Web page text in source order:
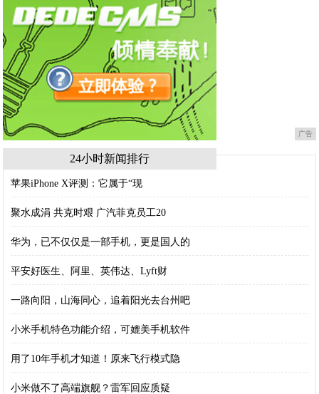
广告
24小时新闻排行
苹果iPhone X评测：它属于“现
聚水成涓 共克时艰 广汽菲克员工20
华为，已不仅仅是一部手机，更是国人的
平安好医生、阿里、英伟达、Lyft财
一路向阳，山海同心，追着阳光去台州吧
小米手机特色功能介绍，可媲美手机软件
用了10年手机才知道！原来飞行模式隐
小米做不了高端旗舰？雷军回应质疑